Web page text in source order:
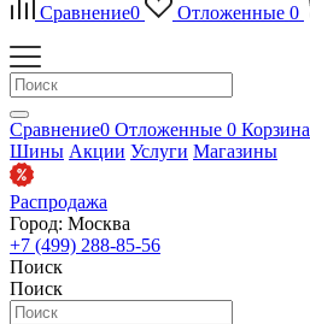
Сравнение0 Отложенные 0
Сравнение0 Отложенные 0 Корзина
Шины Акции Услуги Магазины
Распродажа
Город: Москва
+7 (499) 288-85-56
Поиск
Поиск